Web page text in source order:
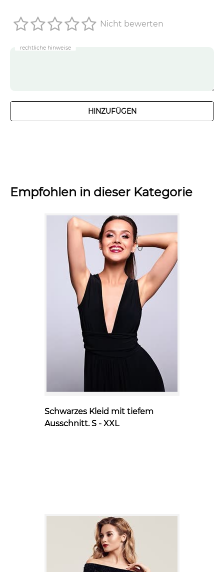
Nicht bewerten
rechtliche hinweise
HINZUFÜGEN
Empfohlen in dieser Kategorie
Schwarzes Kleid mit tiefem
Ausschnitt. S - XXL